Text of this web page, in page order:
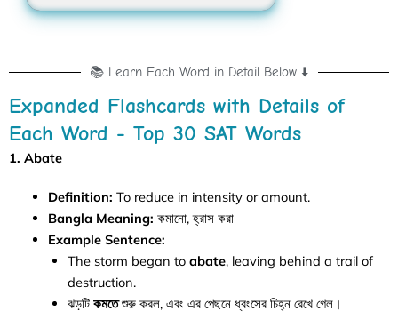
📚 Learn Each Word in Detail Below ⬇️
Expanded Flashcards with Details of
Each Word - Top 30 SAT Words
1. Abate
Definition: To reduce in intensity or amount.
Bangla Meaning: কমানো, হ্রাস করা
Example Sentence:
The storm began to abate, leaving behind a trail of
destruction.
ঝড়টি কমতেশুরু করল, এবং এর পেছনে ধ্বংসের চিহ্ন রেখে গেল।